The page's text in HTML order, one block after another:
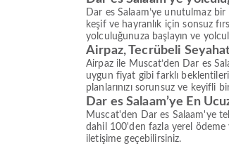
Dar es Salaam’ye unutulmaz
keşif ve hayranlık için sonsuz
yolculuğunuza başlayın ve
Airpaz, Tecrübeli
Airpaz ile Muscat’den Dar es
uygun fiyat gibi farklı
planlarınızı sorunsuz ve keyifli
Dar es Salaam’ye En
Muscat'den Dar es Salaam'ye
dahil 100'den fazla yerel
iletişime geçebilirsiniz.